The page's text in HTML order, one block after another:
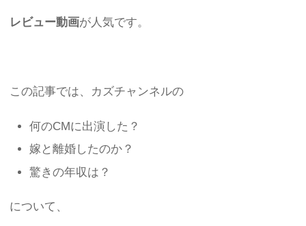
レビュー動画が人気です。
この記事では、カズチャンネルの
何のCMに出演した？
嫁と離婚したのか？
驚きの年収は？
について、